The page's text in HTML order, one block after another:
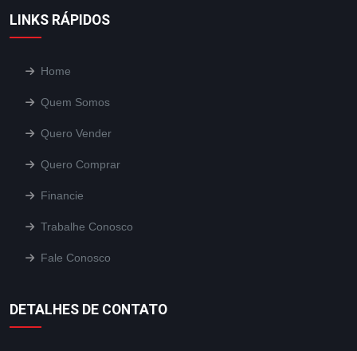
LINKS RÁPIDOS
Home
Quem Somos
Quero Vender
Quero Comprar
Financie
Trabalhe Conosco
Fale Conosco
DETALHES DE CONTATO